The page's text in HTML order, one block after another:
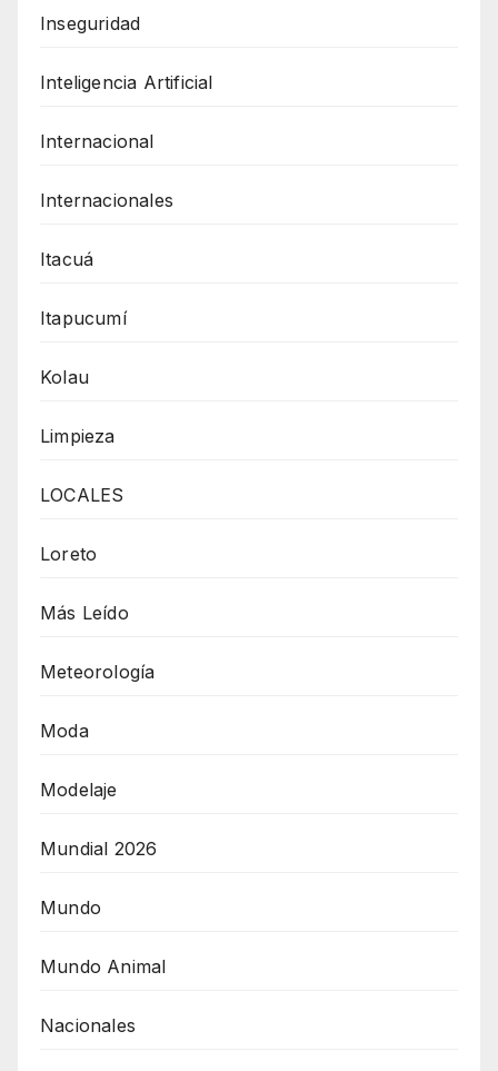
Inseguridad
Inteligencia Artificial
Internacional
Internacionales
Itacuá
Itapucumí
Kolau
Limpieza
LOCALES
Loreto
Más Leído
Meteorología
Moda
Modelaje
Mundial 2026
Mundo
Mundo Animal
Nacionales